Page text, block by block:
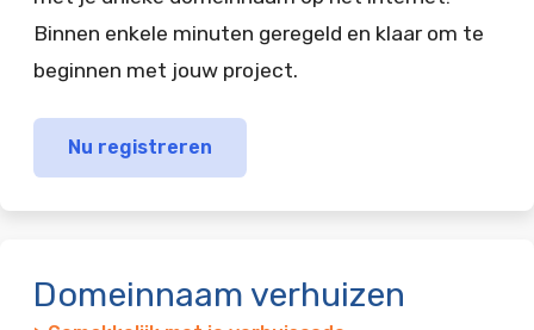
Binnen enkele minuten geregeld en klaar om te
beginnen met jouw project.
Nu registreren
Domeinnaam verhuizen